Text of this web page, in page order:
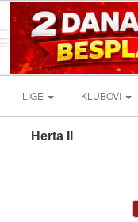
LIGE KLUBOVI
Herta II